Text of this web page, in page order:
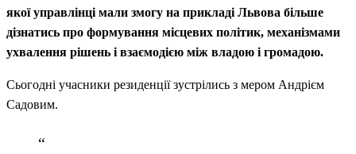
якої управлінці мали змогу на прикладі Львова більше
дізнатись про формування місцевих політик, механізмами
ухвалення рішень і взаємодією між владою і громадою.
Сьогодні учасники резиденції зустрілись з мером Андрієм
Садовим.